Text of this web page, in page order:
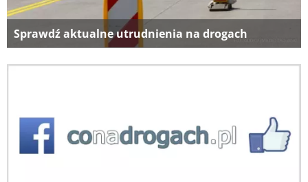
Sprawdź aktualne utrudnienia na drogach